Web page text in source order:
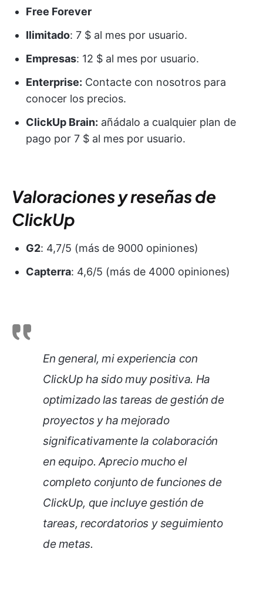
Free Forever
Ilimitado: 7 $ al mes por usuario.
Empresas: 12 $ al mes por usuario.
Enterprise: Contacte con nosotros para
conocer los precios.
ClickUp Brain: añádalo a cualquier plan de
pago por 7 $ al mes por usuario.
Valoraciones y reseñas de
ClickUp
G2: 4,7/5 (más de 9000 opiniones)
Capterra: 4,6/5 (más de 4000 opiniones)
En general, mi experiencia con
ClickUp ha sido muy positiva. Ha
optimizado las tareas de gestión de
proyectos y ha mejorado
significativamente la colaboración
en equipo. Aprecio mucho el
completo conjunto de funciones de
ClickUp, que incluye gestión de
tareas, recordatorios y seguimiento
de metas.